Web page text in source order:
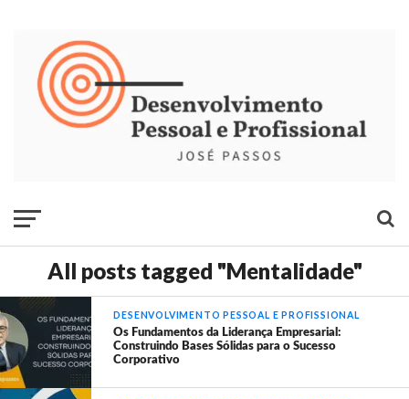
All posts tagged "Mentalidade"
DESENVOLVIMENTO PESSOAL E PROFISSIONAL
Os Fundamentos da Liderança Empresarial:
Construindo Bases Sólidas para o Sucesso
Corporativo